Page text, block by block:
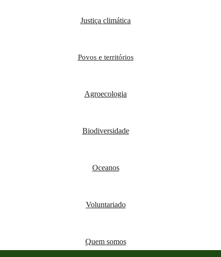
Justiça climática
Povos e territórios
Agroecologia
Biodiversidade
Oceanos
Voluntariado
Quem somos